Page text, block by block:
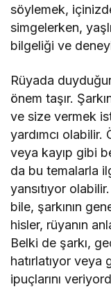
söylemek,
simgelerken,
bilgeliği ve
Rüyada
önem taşır.
ve size vermek
yardımcı
veya kayıp gibi
da bu temalarla
yansıtıyor
bile, şarkının
hisler, rüyanın
Belki de şarkı,
hatırlatıyor veya
ipuçlarını